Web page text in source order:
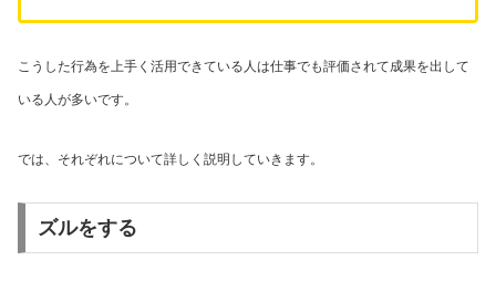
こうした行為を上手く活用できている人は仕事でも評価されて成果を出して
いる人が多いです。
では、それぞれについて詳しく説明していきます。
ズルをする